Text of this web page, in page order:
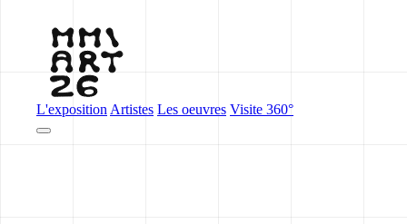
L'exposition Artistes Les oeuvres Visite 360°